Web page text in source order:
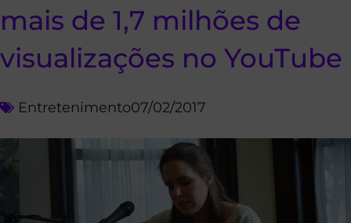
mais de 1,7 milhões de
visualizações no YouTube
Entretenimento07/02/2017